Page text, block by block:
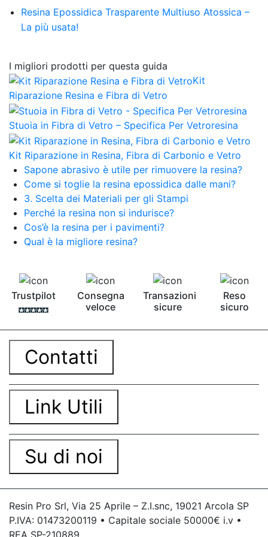
Resina Epossidica Trasparente Multiuso Atossica –
La più usata!
I migliori prodotti per questa guida
Kit
Riparazione Resina e Fibra di Vetro
Stuoia in Fibra di Vetro – Specifica Per Vetroresina
Kit Riparazione in Resina, Fibra di Carbonio e Vetro
Sapone abrasivo è utile per rimuovere la resina?
Come si toglie la resina epossidica dalle mani?
3. Scelta dei Materiali per gli Stampi
Perché la resina non si indurisce?
Cos’è la resina per i pavimenti?
Qual è la migliore resina?
Trustpilot
Consegna
veloce
Transazioni
sicure
Reso
sicuro
Contatti
Link Utili
Su di noi
Resin Pro Srl, Via 25 Aprile – Z.I.snc, 19021 Arcola SP
P.IVA: 01473200119 • Capitale sociale 50000€ i.v •